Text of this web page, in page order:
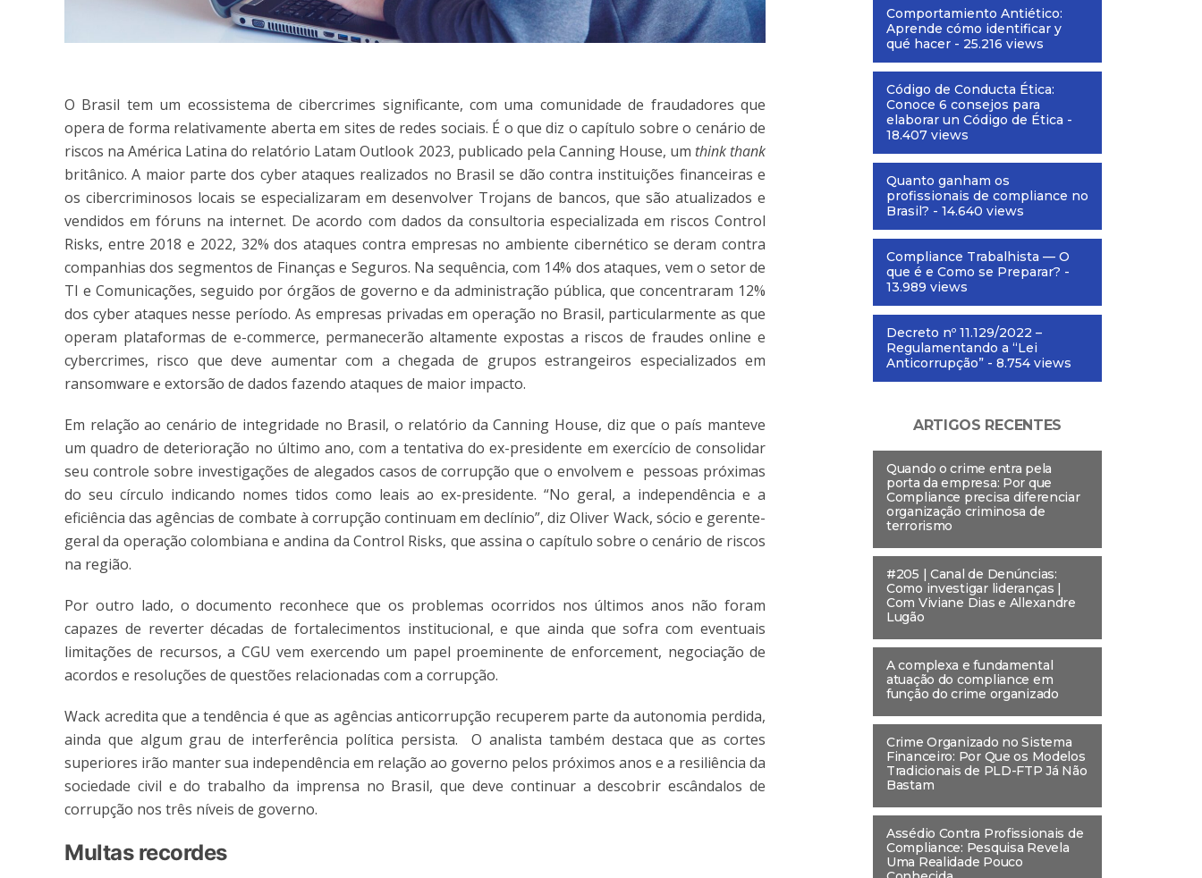
O Brasil tem um ecossistema de cibercrimes significante, com uma comunidade de fraudadores que
opera de forma relativamente aberta em sites de redes sociais. É o que diz o capítulo sobre o cenário de
riscos na América Latina do relatório Latam Outlook 2023, publicado pela Canning House, um think thank
britânico. A maior parte dos cyber ataques realizados no Brasil se dão contra instituições financeiras e
os cibercriminosos locais se especializaram em desenvolver Trojans de bancos, que são atualizados e
vendidos em fóruns na internet. De acordo com dados da consultoria especializada em riscos Control
Risks, entre 2018 e 2022, 32% dos ataques contra empresas no ambiente cibernético se deram contra
companhias dos segmentos de Finanças e Seguros. Na sequência, com 14% dos ataques, vem o setor de
TI e Comunicações, seguido por órgãos de governo e da administração pública, que concentraram 12%
dos cyber ataques nesse período. As empresas privadas em operação no Brasil, particularmente as que
operam plataformas de e-commerce, permanecerão altamente expostas a riscos de fraudes online e
cybercrimes, risco que deve aumentar com a chegada de grupos estrangeiros especializados em
ransomware e extorsão de dados fazendo ataques de maior impacto.
Em relação ao cenário de integridade no Brasil, o relatório da Canning House, diz que o país manteve
um quadro de deterioração no último ano, com a tentativa do ex-presidente em exercício de consolidar
seu controle sobre investigações de alegados casos de corrupção que o envolvem e pessoas próximas
do seu círculo indicando nomes tidos como leais ao ex-presidente. “No geral, a independência e a
eficiência das agências de combate à corrupção continuam em declínio”, diz Oliver Wack, sócio e gerente-
geral da operação colombiana e andina da Control Risks, que assina o capítulo sobre o cenário de riscos
na região.
Por outro lado, o documento reconhece que os problemas ocorridos nos últimos anos não foram
capazes de reverter décadas de fortalecimentos institucional, e que ainda que sofra com eventuais
limitações de recursos, a CGU vem exercendo um papel proeminente de enforcement, negociação de
acordos e resoluções de questões relacionadas com a corrupção.
Wack acredita que a tendência é que as agências anticorrupção recuperem parte da autonomia perdida,
ainda que algum grau de interferência política persista. O analista também destaca que as cortes
superiores irão manter sua independência em relação ao governo pelos próximos anos e a resiliência da
sociedade civil e do trabalho da imprensa no Brasil, que deve continuar a descobrir escândalos de
corrupção nos três níveis de governo.
Multas recordes
Comportamiento Antiético:
Aprende cómo identificar y
qué hacer - 25.216 views
Código de Conducta Ética:
Conoce 6 consejos para
elaborar un Código de Ética -
18.407 views
Quanto ganham os
profissionais de compliance no
Brasil? - 14.640 views
Compliance Trabalhista — O
que é e Como se Preparar? -
13.989 views
Decreto nº 11.129/2022 –
Regulamentando a “Lei
Anticorrupção” - 8.754 views
ARTIGOS RECENTES
Quando o crime entra pela
porta da empresa: Por que
Compliance precisa diferenciar
organização criminosa de
terrorismo
#205 | Canal de Denúncias:
Como investigar lideranças |
Com Viviane Dias e Allexandre
Lugão
A complexa e fundamental
atuação do compliance em
função do crime organizado
Crime Organizado no Sistema
Financeiro: Por Que os Modelos
Tradicionais de PLD-FTP Já Não
Bastam
Assédio Contra Profissionais de
Compliance: Pesquisa Revela
Uma Realidade Pouco